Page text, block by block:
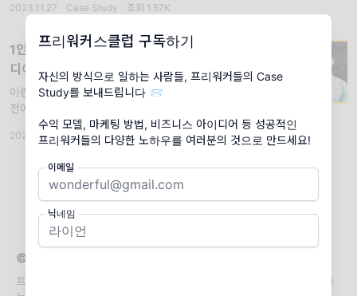
프리워커스클럽 구독하기
자신의 방식으로 일하는 사람들, 프리워커들의 Case
Study를 보내드립니다 📨
수익 모델, 마케팅 방법, 비즈니스 아이디어 등 성공적인
프리워커들의 다양한 노하우를 여러분의 것으로 만드세요!
이메일
닉네임
물론, 수익 모델, 마케팅, 비즈니스 아이디어에
2023.11.27 Case Study 조회 1.57K
1인 기업이 연매출 70만 달러 사업 아이
디어 찾는 방법 - Pieter Levels
이런 사업 아이디어가 4개나 된다.. 시작하기
전에 📣 프리워커스클럽 오픈카톡방에 참여하
세요! Case Study에 다 담지 못한 추가 자료
는 물론, 수익 모델, 마케팅, 비즈니스 아이디어
2023.11.20 · Case Study · 조회 4.18K
© 2026 프리워커스클럽
프리랜서, 리모트워커, 1인기업 등 자신만의 방식으로 일을 만들어가